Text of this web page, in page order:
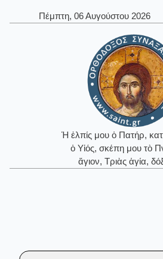
Πέμπτη, 06 Αυγούστου 2026
Ἡ ἐλπίς μου ὁ Πατήρ,
ὁ Υἱός, σκέπη μου τὸ
ἅγιον, Τριὰς ἁγία,